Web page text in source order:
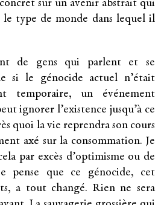
sur un avenir abstrait qui
le type de monde dans lequel il
de gens qui parlent et se
si le génocide actuel n’était
temporaire, un événement
ignorer l’existence jusqu’à ce
quoi la vie reprendra son cours
axé sur la consommation. Je
par excès d’optimisme ou de
pense que ce génocide, cet
a tout changé. Rien ne sera